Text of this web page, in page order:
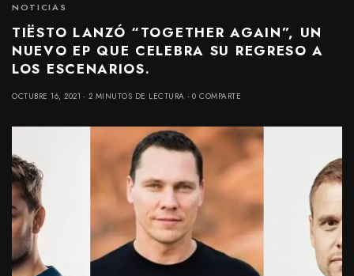
NOTICIAS
TIËSTO LANZÓ “TOGETHER AGAIN”, UN
NUEVO EP QUE CELEBRA SU REGRESO A
LOS ESCENARIOS.
OCTUBRE 16, 2021 2 MINUTOS DE LECTURA 0 COMPARTE